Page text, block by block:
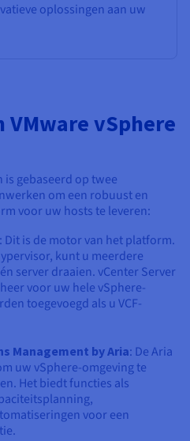
oplossingen aan uw
VMware vSphere
gebaseerd op twee
om een robuust en
voor uw hosts te leveren:
: Dit is de motor van het platform.
kunt u meerdere
server draaien. vCenter Server
voor uw hele vSphere-
toegevoegd als u VCF-
Management by Aria: De Aria
uw vSphere-omgeving te
Het biedt functies als
voor een